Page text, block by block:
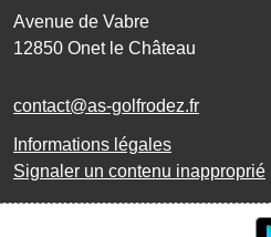
Avenue de Vabre
12850 Onet le Château
contact@as-golfrodez.fr
Informations légales
Signaler un contenu inapproprié